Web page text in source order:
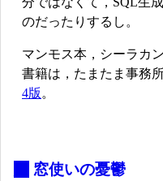
のだったりするし。
マンモス本，シーラカ
書籍は，たまたま事務
4版 。
窓使いの憂鬱